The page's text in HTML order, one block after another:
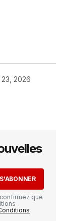
23, 2026
Les
S'ABONNER
que